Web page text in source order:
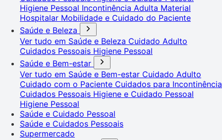
Higiene Pessoal Incontinência Adulta Material
Hospitalar Mobilidade e Cuidado do Paciente
Saúde e Beleza
Ver tudo em Saúde e Beleza Cuidado Adulto
Cuidados Pessoais Higiene Pessoal
Saúde e Bem-estar
Ver tudo em Saúde e Bem-estar Cuidado Adulto
Cuidado com o Paciente Cuidados para Incontinência
Cuidados Pessoais Higiene e Cuidado Pessoal
Higiene Pessoal
Saúde e Cuidado Pessoal
Saúde e Cuidados Pessoais
Supermercado